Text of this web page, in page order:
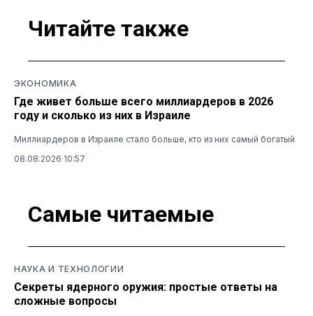
Читайте также
ЭКОНОМИКА
Где живет больше всего миллиардеров в 2026
году и сколько из них в Израиле
Миллиардеров в Израиле стало больше, кто из них самый богатый
08.08.2026 10:57
Самые читаемые
НАУКА И ТЕХНОЛОГИИ
Секреты ядерного оружия: простые ответы на
сложные вопросы